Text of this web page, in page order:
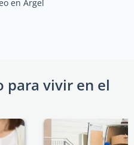
en Argel
para vivir en el